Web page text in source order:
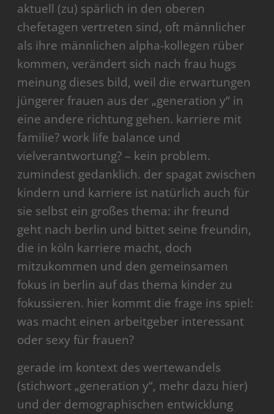
aktuell (zu) spärlich in den oberen
chefetagen vertreten sind, oft männlicher
als ihre männlichen alpha-kollegen rüber
kommen, verändert sich nach frau hugs
meinung dieses bild, weil die erwartungen
jüngerer frauen aus der „generation y“ in
eine andere richtung gehen. karriere mit
familie? work life balance und
vielverantwortung? – kein problem.
zumindest gedanklich. der spagat zwischen
kindern und karriere ist natürlich auch für
sie selbst ein großes thema: ihr freund
geht nach berlin und bittet seine freundin,
die in köln karriere macht, doch
mitzukommen und den gemeinsamen
fokus in berlin auf das thema kinder zu
fokussieren. hier kommt die frage ins spiel:
was macht einen arbeitgeber interessant
oder sexy für frauen?
gerade im kontext des wertewandels
(stichwort „generation y“, mehr dazu hier)
und der demographischen entwicklung